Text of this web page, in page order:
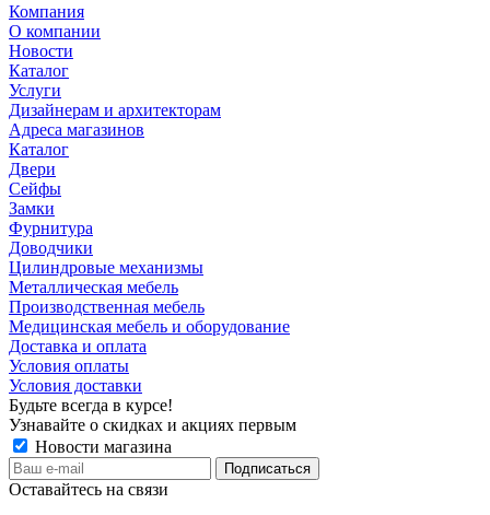
Компания
О компании
Новости
Каталог
Услуги
Дизайнерам и архитекторам
Адреса магазинов
Каталог
Двери
Сейфы
Замки
Фурнитура
Доводчики
Цилиндровые механизмы
Металлическая мебель
Производственная мебель
Медицинская мебель и оборудование
Доставка и оплата
Условия оплаты
Условия доставки
Будьте всегда в курсе!
Узнавайте о скидках и акциях первым
Новости магазина
Оставайтесь на связи